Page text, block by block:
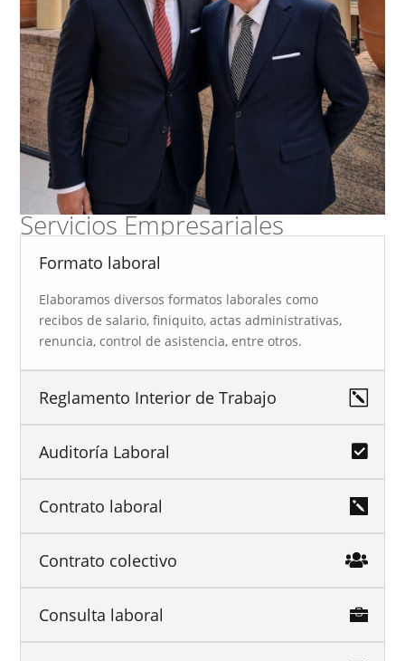
Servicios Empresariales
Formato laboral
Elaboramos diversos formatos laborales como
recibos de salario, finiquito, actas administrativas,
renuncia, control de asistencia, entre otros.
Reglamento Interior de Trabajo
Auditoría Laboral
Contrato laboral
Contrato colectivo
Consulta laboral